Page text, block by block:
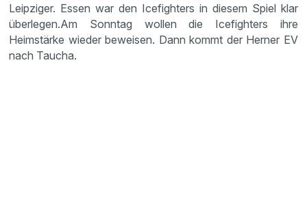
Leipziger. Essen war den Icefigh­ters in diesem Spiel klar
überlegen.Am Sonntag wollen die Icefigh­ters ihre
Heimstärke wieder beweisen. Dann kommt der Herner EV
nach Taucha.